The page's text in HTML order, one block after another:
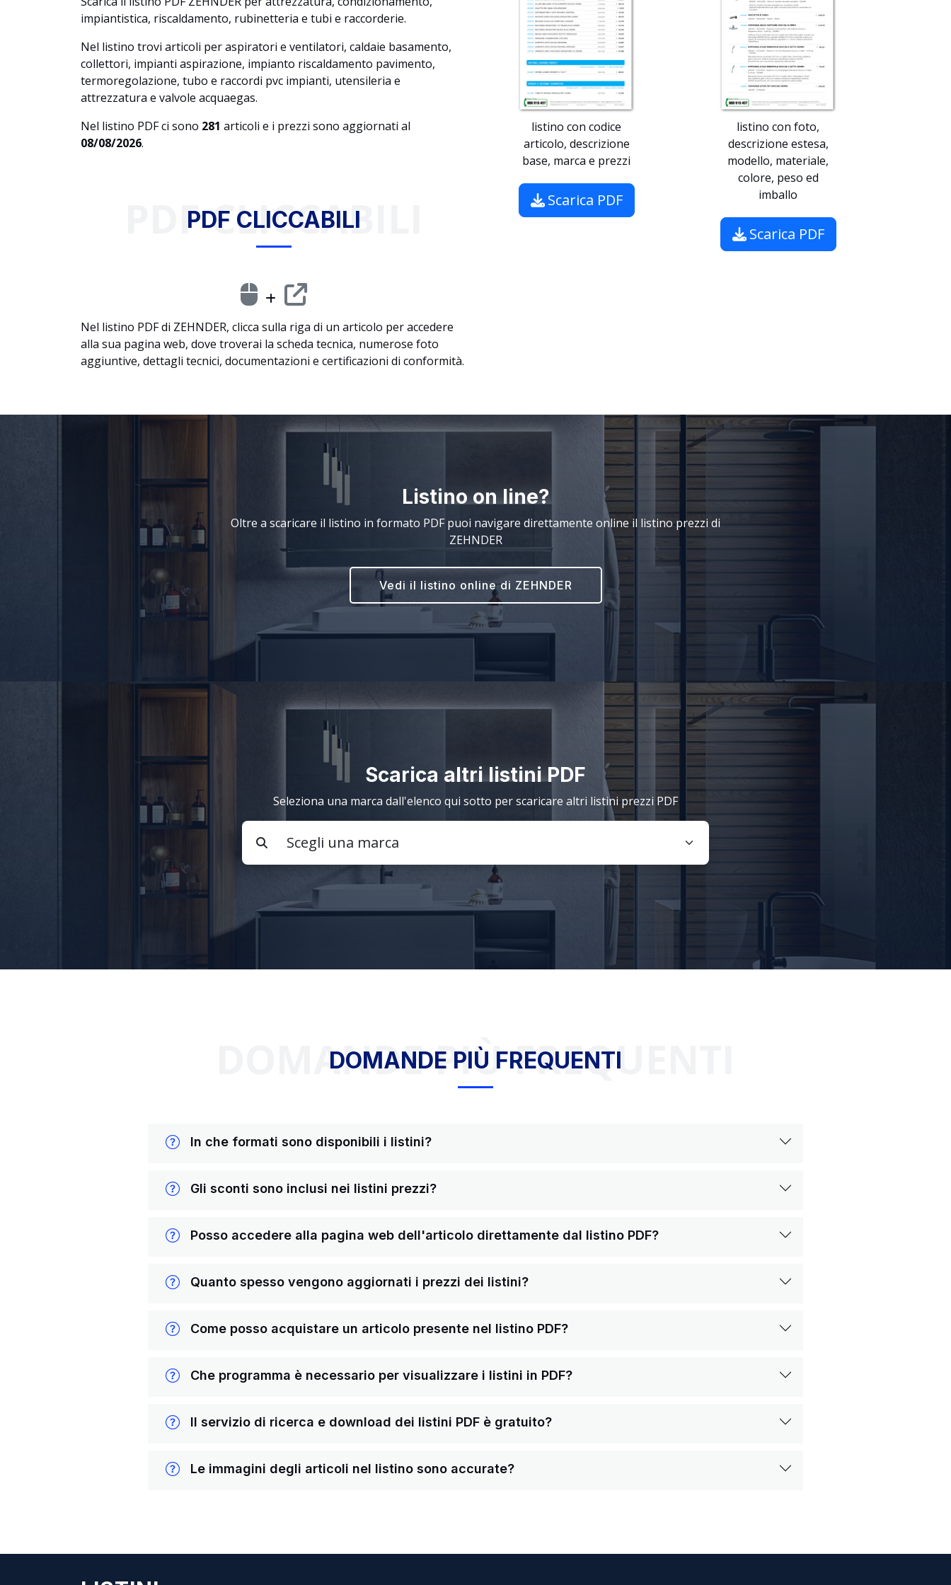
impiantistica, riscaldamento, rubinetteria e tubi e raccorderie.
Nel listino trovi articoli per aspiratori e ventilatori, caldaie basamento,
collettori, impianti aspirazione, impianto riscaldamento pavimento,
termoregolazione, tubo e raccordi pvc impianti, utensileria e
attrezzatura e valvole acquaegas.
Nel listino PDF ci sono 281 articoli e i prezzi sono aggiornati al
08/08/2026.
PDF CLICCABILI
PDF CLICCABILI
Nel listino PDF di ZEHNDER, clicca sulla riga di un articolo per accedere
alla sua pagina web, dove troverai la scheda tecnica, numerose foto
aggiuntive, dettagli tecnici, documentazioni e certificazioni di conformità.
listino con codice
articolo, descrizione
base, marca e prezzi
Scarica PDF
listino con foto,
descrizione estesa,
modello, materiale,
colore, peso ed
imballo
Scarica PDF
Listino on line?
Oltre a scaricare il listino in formato PDF puoi navigare direttamente online il listino prezzi di
ZEHNDER
Vedi il listino online di ZEHNDER
Scarica altri listini PDF
Seleziona una marca dall'elenco qui sotto per scaricare altri listini prezzi PDF
DOMANDE PIÙ FREQUENTI
DOMANDE PIÙ FREQUENTI
In che formati sono disponibili i listini?
Gli sconti sono inclusi nei listini prezzi?
Posso accedere alla pagina web dell'articolo direttamente dal listino PDF?
Quanto spesso vengono aggiornati i prezzi dei listini?
Come posso acquistare un articolo presente nel listino PDF?
Che programma è necessario per visualizzare i listini in PDF?
Il servizio di ricerca e download dei listini PDF è gratuito?
Le immagini degli articoli nel listino sono accurate?